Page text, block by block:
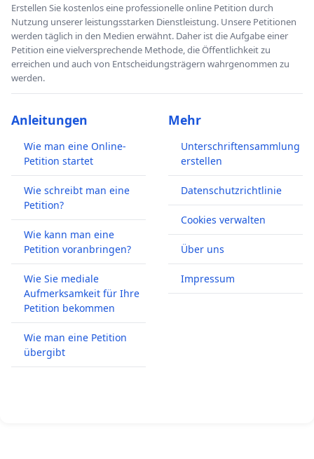
Erstellen Sie kostenlos eine professionelle online Petition durch
Nutzung unserer leistungsstarken Dienstleistung. Unsere Petitionen
werden täglich in den Medien erwähnt. Daher ist die Aufgabe einer
Petition eine vielversprechende Methode, die Öffentlichkeit zu
erreichen und auch von Entscheidungsträgern wahrgenommen zu
werden.
Anleitungen
Wie man eine Online-
Petition startet
Wie schreibt man eine
Petition?
Wie kann man eine
Petition voranbringen?
Wie Sie mediale
Aufmerksamkeit für Ihre
Petition bekommen
Wie man eine Petition
übergibt
Mehr
Unterschriftensammlung
erstellen
Datenschutzrichtlinie
Cookies verwalten
Über uns
Impressum